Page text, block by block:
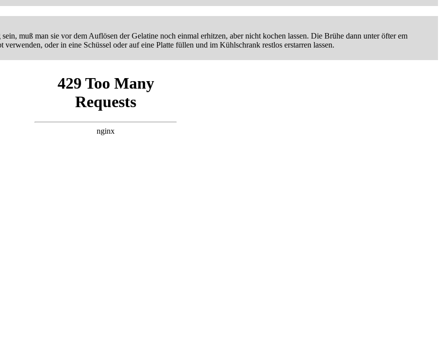
muß man sie vor dem Auflösen der Gelatine noch einmal erhitzen, aber nicht kochen lassen. Die Brühe dann unter öfter em
oder in eine Schüssel oder auf eine Platte füllen und im Kühlschrank restlos erstarren lassen.